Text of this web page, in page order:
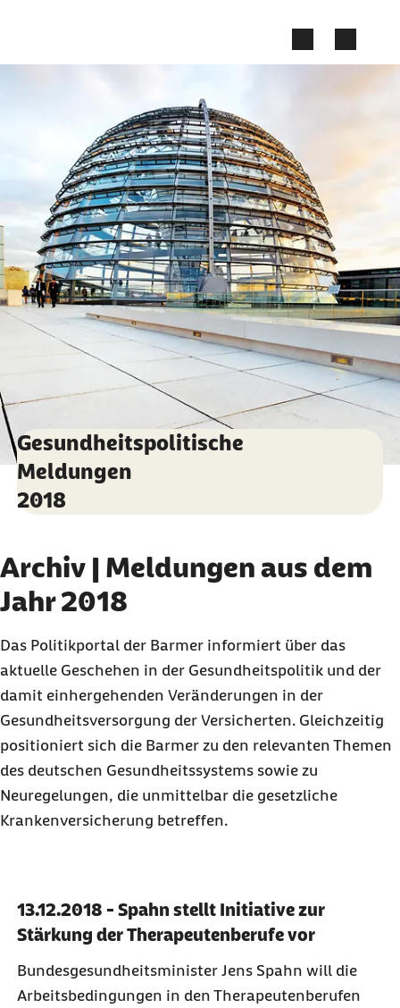
Gesundheitspolitische
Meldungen
2018
Archiv | Meldungen aus dem
Jahr 2018
Das Politikportal der Barmer informiert über das
aktuelle Geschehen in der Gesundheitspolitik und der
damit einhergehenden Veränderungen in der
Gesundheitsversorgung der Versicherten. Gleichzeitig
positioniert sich die Barmer zu den relevanten Themen
des deutschen Gesundheitssystems sowie zu
Neuregelungen, die unmittelbar die gesetzliche
Krankenversicherung betreffen.
13.12.2018 - Spahn stellt Initiative zur
Stärkung der Therapeutenberufe vor
Bundesgesundheitsminister Jens Spahn will die
Arbeitsbedingungen in den Therapeutenberufen